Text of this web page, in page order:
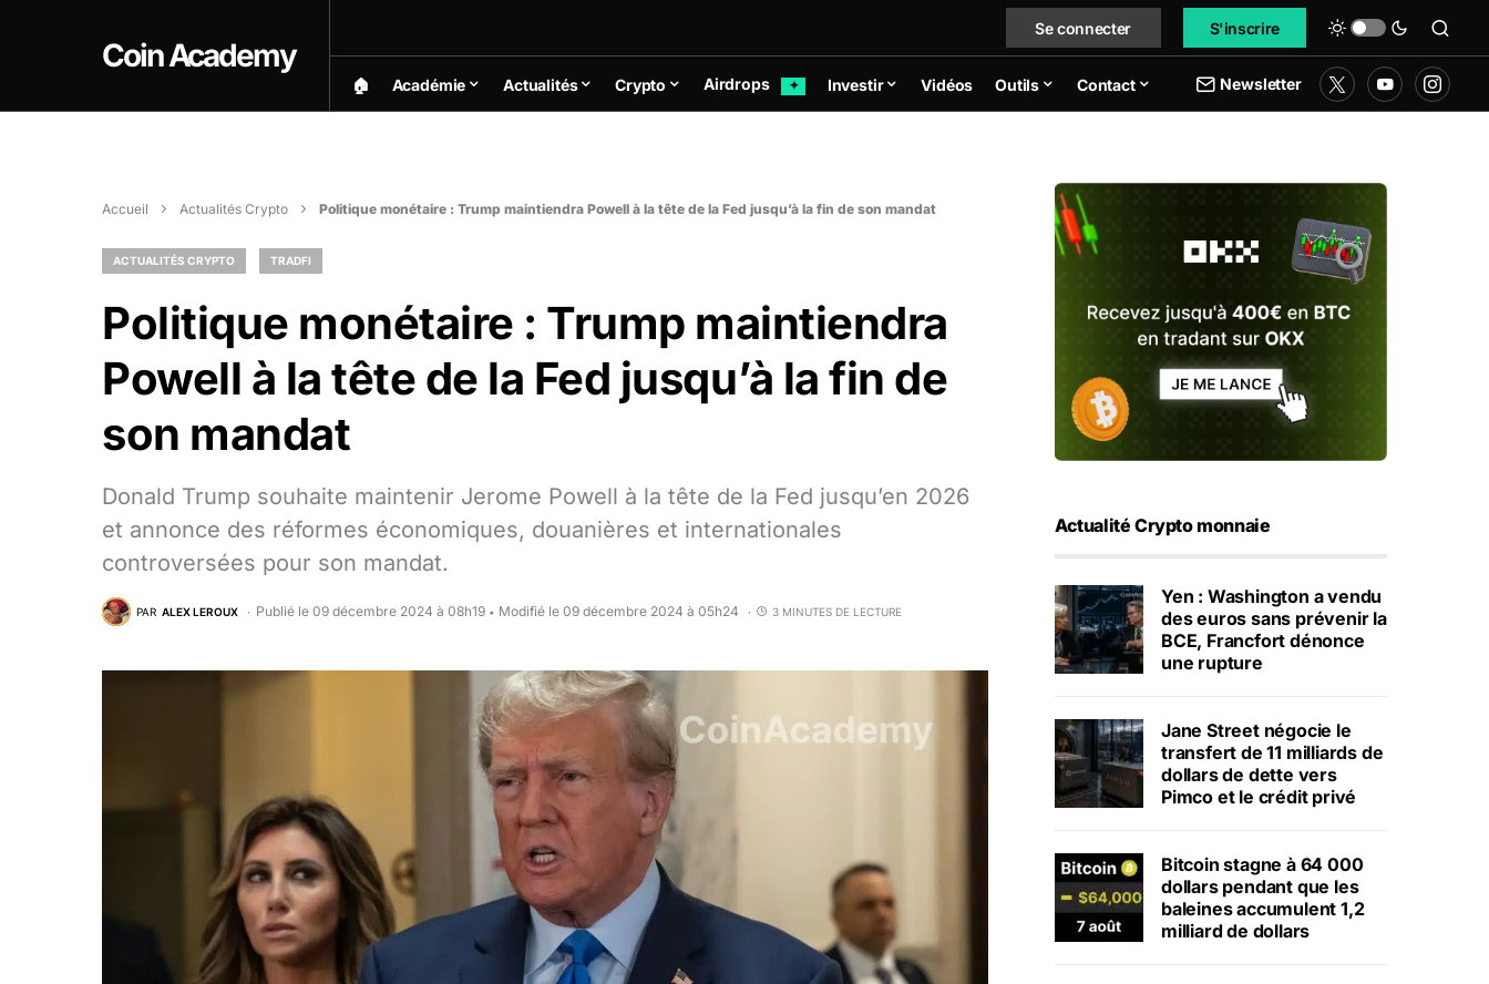
Coin Academy
Se connecter S'inscrire
🏠︎ Académie Actualités Crypto Airdrops ✦ Investir Vidéos Outils Contact Newsletter
Accueil Actualités Crypto Politique monétaire : Trump maintiendra Powell à la tête de la Fed jusqu’à la fin de son mandat
ACTUALITÉS CRYPTO TRADFI
Politique monétaire : Trump maintiendra
Powell à la tête de la Fed jusqu’à la fin de
son mandat
Donald Trump souhaite maintenir Jerome Powell à la tête de la Fed jusqu’en 2026
et annonce des réformes économiques, douanières et internationales
controversées pour son mandat.
PAR ALEX LEROUX Publié le 09 décembre 2024 à 08h19 • Modifié le 09 décembre 2024 à 05h24 3 MINUTES DE LECTURE
Actualité Crypto monnaie
Yen : Washington a vendu
des euros sans prévenir la
BCE, Francfort dénonce
une rupture
Jane Street négocie le
transfert de 11 milliards de
dollars de dette vers
Pimco et le crédit privé
Bitcoin stagne à 64 000
dollars pendant que les
baleines accumulent 1,2
milliard de dollars